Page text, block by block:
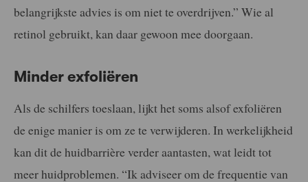
belangrijkste advies is om niet te overdrijven.” Wie al
retinol gebruikt, kan daar gewoon mee doorgaan.
Minder exfoliëren
Als de schilfers toeslaan, lijkt het soms alsof exfoliëren
de enige manier is om ze te verwijderen. In werkelijkheid
kan dit de huidbarrière verder aantasten, wat leidt tot
meer huidproblemen. “Ik adviseer om de frequentie van